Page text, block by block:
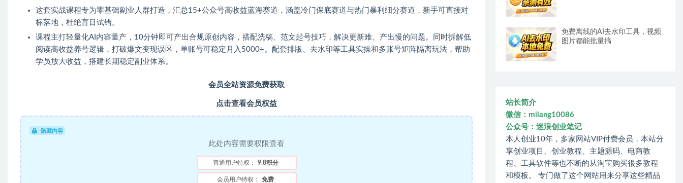
这套实战课程专为零基础副业人群打造，汇总15+公众号高收益蓝海赛道，涵盖冷门保底赛道与热门暴利细分赛道，新手可直接对
标落地，杜绝盲目试错。
课程主打轻量化AI内容量产，10分钟即可产出合规原创内容，搭配洗稿、范文起号技巧，解决更新难、产出慢的问题。同时拆解低
阅读高收益养号逻辑，打破爆文变现误区，单账号可稳定月入5000+。配套排版、去水印等工具实操和多账号矩阵隔离玩法，帮助
学员放大收益，搭建长期稳定副业体系。
会员全站资源免费获取
点击查看会员权益
隐藏内容
此处内容需要权限查看
普通用户特权： 9.8积分
会员用户特权： 免费
免费离线的AI去水印工具，视频
图片都能批量搞
站长简介
微信：milang10086
公众号：迷浪创业笔记
本人创业10年，多家网站VIP付费会员，本站分
享创业项目、创业教程、主题源码、电商教
程、工具软件等也不断的从淘宝购买很多教程
和模板。 专门做了这个网站用来分享这些精品